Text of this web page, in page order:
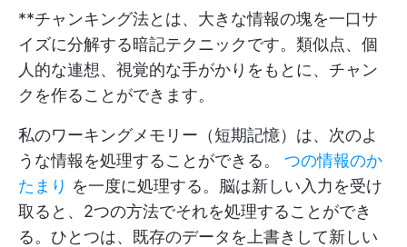
**チャンキング法とは、大きな情報の塊を一口サ
イズに分解する暗記テクニックです。類似点、個
人的な連想、視覚的な手がかりをもとに、チャン
クを作ることができます。
私のワーキングメモリー（短期記憶）は、次のよ
うな情報を処理することができる。 つの情報のか
たまり を一度に処理する。脳は新しい入力を受け
取ると、2つの方法でそれを処理することができ
る。ひとつは、既存のデータを上書きして新しい